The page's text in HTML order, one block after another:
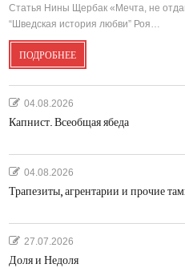
Статья Нины Щербак «Мечта, не
“Шведская история любви” Роя…
ПОДРОБНЕЕ
04.08.2026
Капнист. Всеобщая ябеда
04.08.2026
Трапезиты, агрентарии и прочие
27.07.2026
Доля и Недоля